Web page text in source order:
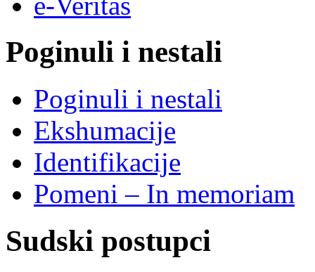
Poginuli i nestali
Poginuli i nestali
Ekshumacije
Identifikacije
Pomeni – In memoriam
Sudski postupci